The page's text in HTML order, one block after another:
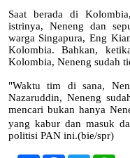
Saat berada di
istrinya, Neneng dan
warga Singapura, Eng
Kolombia. Bahkan,
Kolombia, Neneng sudah
"Waktu tim di sana,
Nazaruddin, Neneng
mencari bukan hanya
yang kabur dan masuk
politisi PAN ini.(bie/spr)